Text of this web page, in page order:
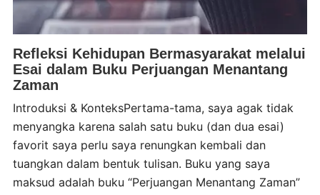
Refleksi Kehidupan Bermasyarakat melalui
Esai dalam Buku Perjuangan Menantang
Zaman
Introduksi & KonteksPertama-tama, saya agak tidak
menyangka karena salah satu buku (dan dua esai)
favorit saya perlu saya renungkan kembali dan
tuangkan dalam bentuk tulisan. Buku yang saya
maksud adalah buku “Perjuangan Menantang Zaman”